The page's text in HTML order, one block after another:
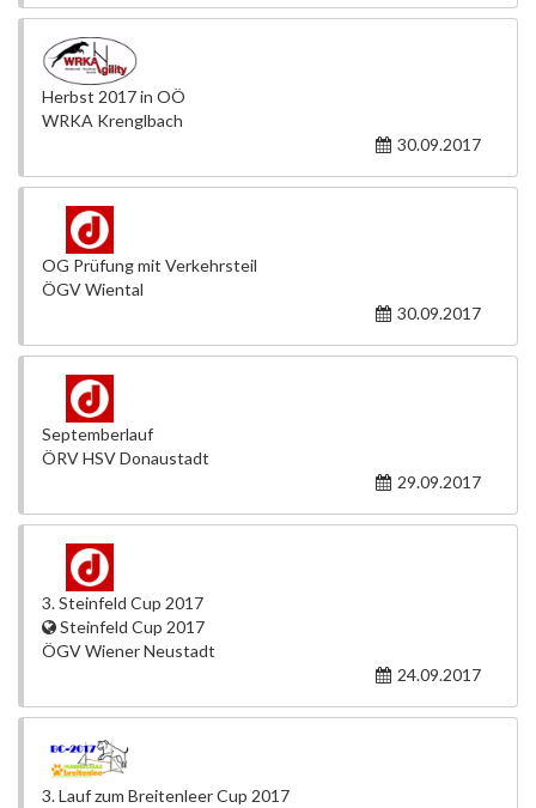
Herbst 2017 in OÖ
WRKA Krenglbach
30.09.2017
OG Prüfung mit Verkehrsteil
ÖGV Wiental
30.09.2017
Septemberlauf
ÖRV HSV Donaustadt
29.09.2017
3. Steinfeld Cup 2017
Steinfeld Cup 2017
ÖGV Wiener Neustadt
24.09.2017
3. Lauf zum Breitenleer Cup 2017